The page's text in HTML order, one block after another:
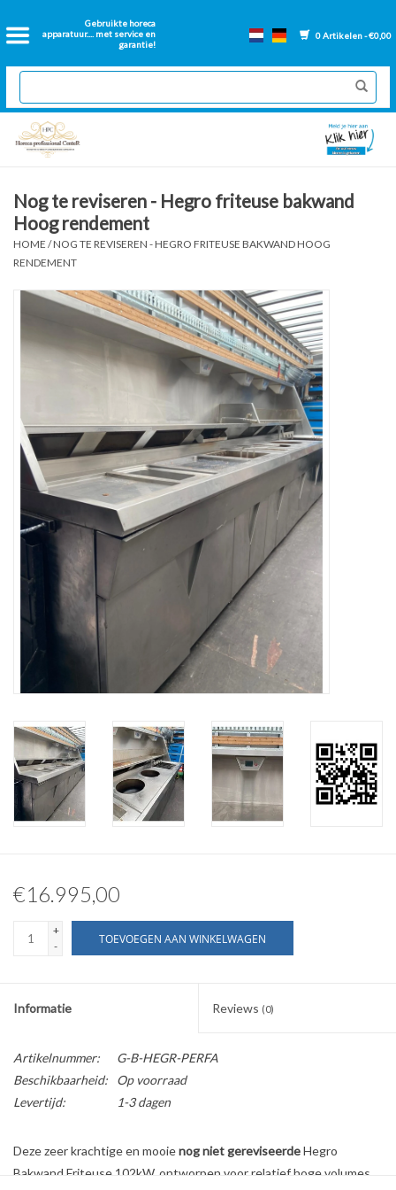
Gebruikte horeca
apparatuur.... met service en
garantie!
0 Artikelen - €0,00
Home
2dehands Horeca
Nieuwe apparatuur
GN Bakken
Ventilatie kanalen
Nog te reviseren - Hegro friteuse bakwand
Hoog rendement
HOME /NOG TE REVISEREN - HEGRO FRITEUSE BAKWAND HOOG
RENDEMENT
€16.995,00
+
-
TOEVOEGEN AAN WINKELWAGEN
Informatie Reviews (0)
Artikelnummer:
G-B-HEGR-PERFA
Beschikbaarheid:
Op voorraad
Levertijd:
1-3 dagen
Deze zeer krachtige en mooienog niet gereviseerdeHegro
Bakwand Friteuse 102kW, ontworpen voor relatief hoge volumes